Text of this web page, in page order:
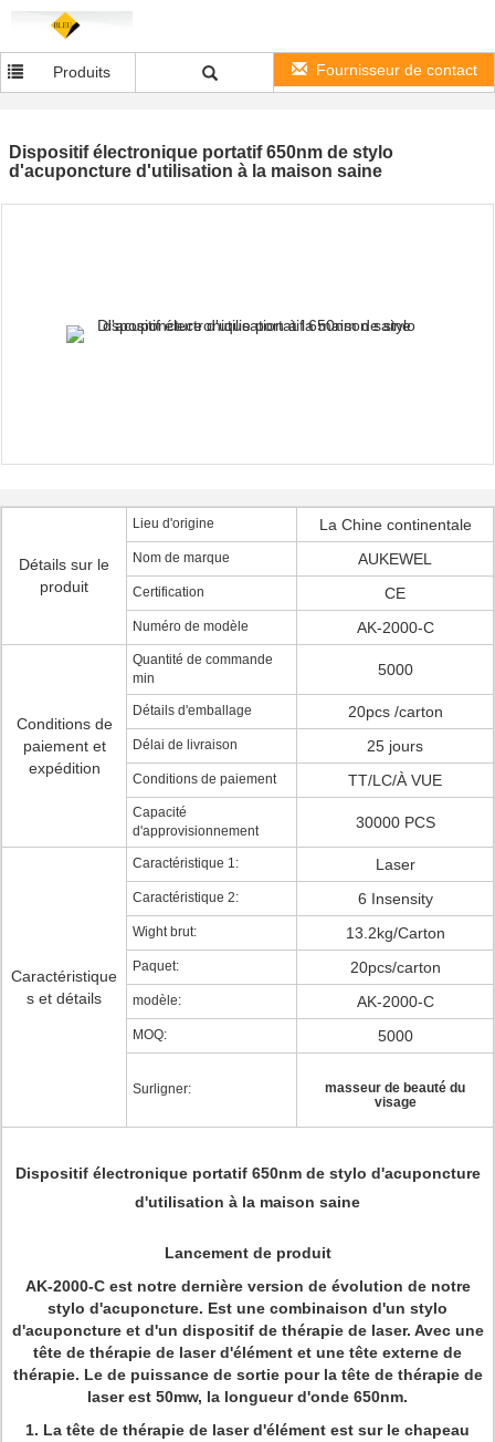
Produits Fournisseur de contact
Dispositif électronique portatif 650nm de stylo
d'acuponcture d'utilisation à la maison saine
Détails sur le
produit
Lieu d'origine La Chine continentale
Nom de marque AUKEWEL
Certification CE
Numéro de modèle AK-2000-C
Conditions de
paiement et
expédition
Quantité de commande
min
5000
Détails d'emballage 20pcs /carton
Délai de livraison 25 jours
Conditions de paiement TT/LC/À VUE
Capacité
d'approvisionnement
30000 PCS
Caractéristique
s et détails
Caractéristique 1: Laser
Caractéristique 2: 6 Insensity
Wight brut: 13.2kg/Carton
Paquet: 20pcs/carton
modèle: AK-2000-C
MOQ: 5000
Surligner:
masseur de beauté du
visage
Dispositif électronique portatif 650nm de stylo d'acuponcture
d'utilisation à la maison saine
Lancement de produit
AK-2000-C est notre dernière version de évolution de notre
stylo d'acuponcture. Est une combinaison d'un stylo
d'acuponcture et d'un dispositif de thérapie de laser. Avec une
tête de thérapie de laser d'élément et une tête externe de
thérapie. Le de puissance de sortie pour la tête de thérapie de
laser est 50mw, la longueur d'onde 650nm.
1. La tête de thérapie de laser d'élément est sur le chapeau